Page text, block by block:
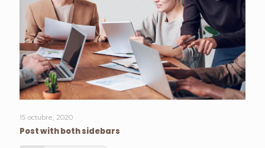
15 octubre, 2020
Post with both sidebars